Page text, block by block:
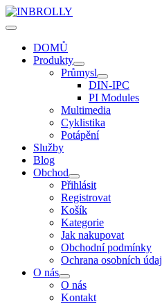
DOMŮ
Produkty
Průmysl
DIN-IPC
PI Modules
Multimedia
Cyklistika
Potápění
Služby
Blog
Obchod
Přihlásit
Registrovat
Košík
Kategorie
Jak nakupovat
Obchodní podmínky
Ochrana osobních
O nás
O nás
Kontakt